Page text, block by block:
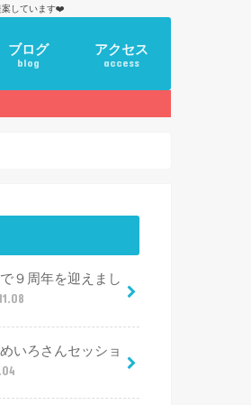
案しています❤️
ブログ
blog
アクセス
access
９周年を迎えまし
いろさんセッショ